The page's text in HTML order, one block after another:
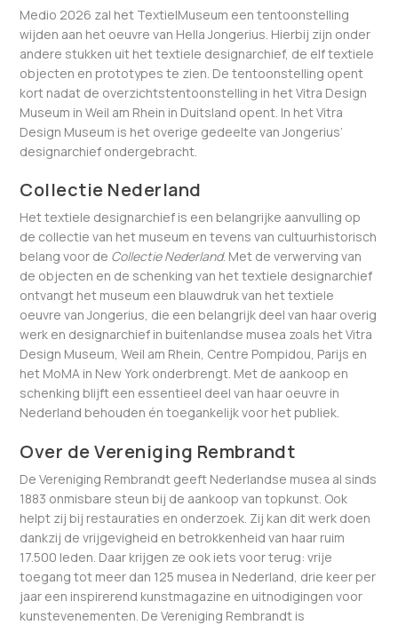
Medio 2026 zal het TextielMuseum een tentoonstelling
wijden aan het oeuvre van Hella Jongerius. Hierbij zijn onder
andere stukken uit het textiele designarchief, de elf textiele
objecten en prototypes te zien. De tentoonstelling opent
kort nadat de overzichtstentoonstelling in het Vitra Design
Museum in Weil am Rhein in Duitsland opent. In het Vitra
Design Museum is het overige gedeelte van Jongerius’
designarchief ondergebracht.
Collectie Nederland
Het textiele designarchief is een belangrijke aanvulling op
de collectie van het museum en tevens van cultuurhistorisch
belang voor de Collectie Nederland. Met de verwerving van
de objecten en de schenking van het textiele designarchief
ontvangt het museum een blauwdruk van het textiele
oeuvre van Jongerius, die een belangrijk deel van haar overig
werk en designarchief in buitenlandse musea zoals het Vitra
Design Museum, Weil am Rhein, Centre Pompidou, Parijs en
het MoMA in New York onderbrengt. Met de aankoop en
schenking blijft een essentieel deel van haar oeuvre in
Nederland behouden én toegankelijk voor het publiek.
Over de Vereniging Rembrandt
De Vereniging Rembrandt geeft Nederlandse musea al sinds
1883 onmisbare steun bij de aankoop van topkunst. Ook
helpt zij bij restauraties en onderzoek. Zij kan dit werk doen
dankzij de vrijgevigheid en betrokkenheid van haar ruim
17.500 leden. Daar krijgen ze ook iets voor terug: vrije
toegang tot meer dan 125 musea in Nederland, drie keer per
jaar een inspirerend kunstmagazine en uitnodigingen voor
kunstevenementen. De Vereniging Rembrandt is